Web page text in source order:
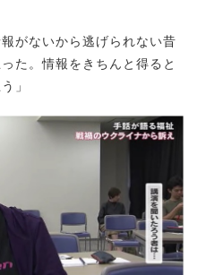
がないから逃げられない昔
た。情報をきちんと得ると
」